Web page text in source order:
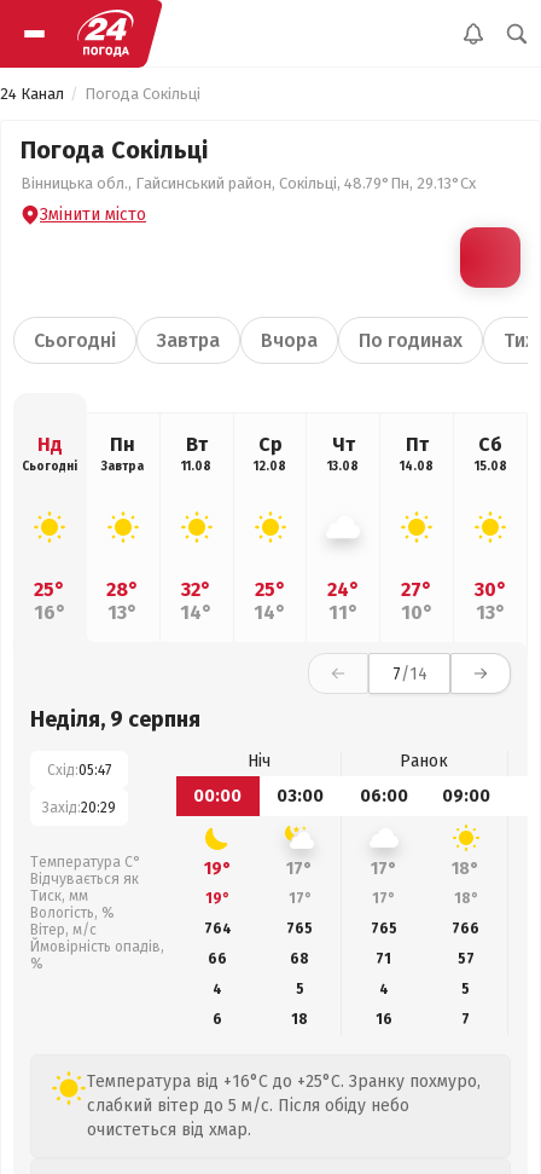
24 Канал Погода Сокільці
Погода Сокільці
Вінницька обл., Гайсинський район, Сокільці, 48.79°Пн, 29.13°Сх
Змінити місто
Сьогодні Завтра Вчора По годинах
Нд
Сьогодні
25°
16°
Пн
Завтра
28°
13°
Вт
11.08
32°
14°
Ср
12.08
25°
14°
Чт
13.08
24°
11°
Пт
14.08
27°
10°
Сб
15.08
30°
13°
7/14
Неділя, 9 серпня
Схід:05:47
Захід:20:29
Температура С°
Відчувається як
Тиск, мм
Вологість, %
Вітер, м/с
Ймовірність опадів,
%
Ніч
Ранок
00:00
03:00 06:00 09:00
19° 17° 17° 18°
19° 17° 17° 18°
764
765 765 766
66
68 71 57
4
5 4
5
6
18 16 7
Температура від +16°C до +25°C. Зранку похмуро,
слабкий вітер до 5 м/с. Після обіду небо
очистеться від хмар.